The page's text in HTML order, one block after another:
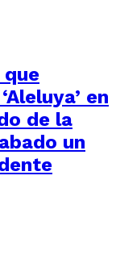
en
de la
un